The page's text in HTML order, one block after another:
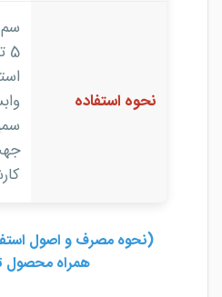
نحوه استفاده
سم
(نحوه مصرف و اصول